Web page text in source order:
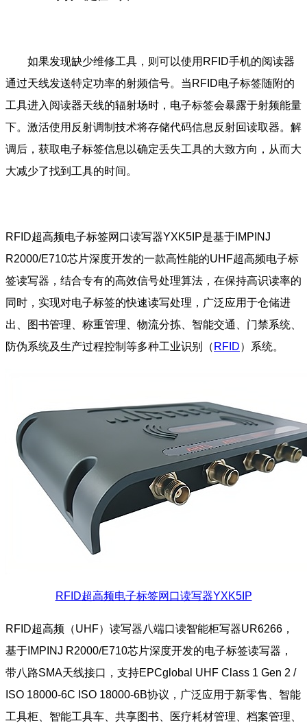
如果发现缺少维修工具，则可以使用RFID手机的阅读器
通过天线发送特定功率的射频信号。当RFID电子标签随附的
工具进入阅读器天线的辐射场时，电子标签会暴露于射频能量
下。激活使用反射调制技术将存储代码信息反射回读取器。解
调后，获取电子标签信息以确定丢失工具的大致方向，从而大
大减少了找到工具的时间。
RFID超高频电子标签网口读写器YXK5IP是基于IMPINJ
R2000/E710芯片深度开发的一款高性能的UHF超高频电子标
签读写器，结合专有的高效信号处理算法，在保持高识读率的
同时，实现对电子标签的快速读写处理，广泛应用于仓储进
出、图书管理、称重管理、物流分拣、智能交通、门禁系统、
防伪系统及生产过程控制等多种工业识别（ RFID）系统。
RFID超高频电子标签网口读写器YXK5IP
RFID超高频（UHF）读写器八端口读智能柜写器UR6266，
基于IMPINJ R2000/E710芯片深度开发的电子标签读写器，
带八路SMA天线接口，支持EPCglobal UHF Class 1 Gen 2 /
ISO 18000-6C ISO 18000-6B协议，广泛应用于新零售、智能
工具柜、智能工具车、共享图书、医疗耗材管理、档案管理、